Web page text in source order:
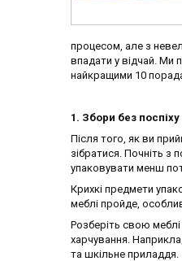
процесом, але з
впадати у відчай. Ми
найкращими 10
1. Збори без поспіху
Після того, як ви
зібратися. Почніть з
упаковувати менш
Крихкі предмети
меблі пройде,
Розберіть свою меблі
харчування.
та шкільне приладдя.